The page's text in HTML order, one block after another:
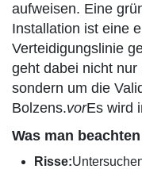
aufweisen. Eine
Installation ist eine
Verteidigungslinie
geht dabei nicht
sondern um die
Bolzens.vorEs wird
Was man
Risse: